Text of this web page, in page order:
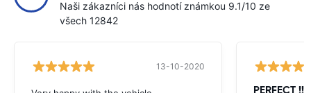
Naši zákazníci nás hodnotí známkou 9.1/10 ze
všech 12842
13-10-2020
PERFECT